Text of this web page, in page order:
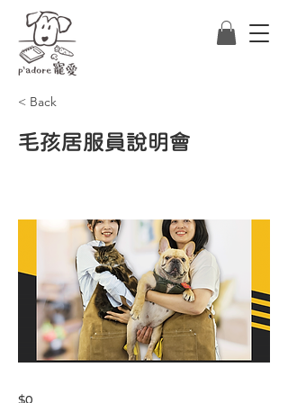
< Back
毛孩居服員說明會
$0